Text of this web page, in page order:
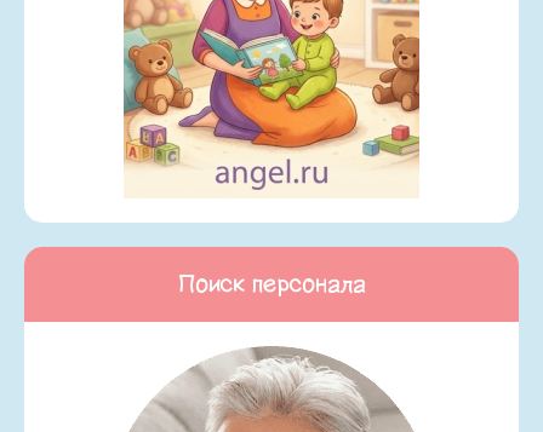
Поиск персонала